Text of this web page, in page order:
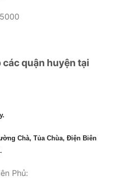
quận huyện tại
Chà, Tủa Chùa, Điện Biên
Phủ: